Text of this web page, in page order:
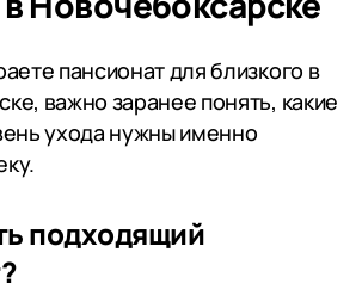
добротным
питанием.
на вопрос:
пансионат для близкого в
важно заранее понять, какие
ухода нужны именно
подходящий